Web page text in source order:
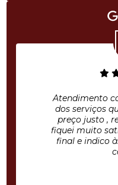
Atendimento
dos serviços
preço justo ,
fiquei muito
final e indico